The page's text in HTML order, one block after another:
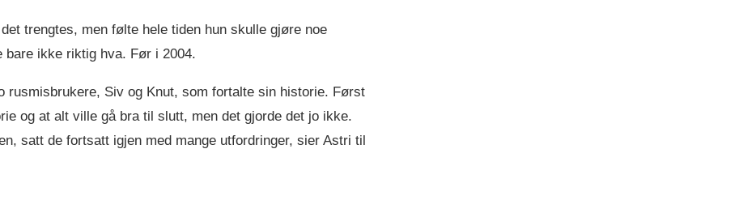
trengtes, men følte hele tiden hun skulle gjøre noe
ikke riktig hva. Før i 2004.
rusmisbrukere, Siv og Knut, som fortalte sin historie. Først
og at alt ville gå bra til slutt, men det gjorde det jo ikke.
satt de fortsatt igjen med mange utfordringer, sier Astri til